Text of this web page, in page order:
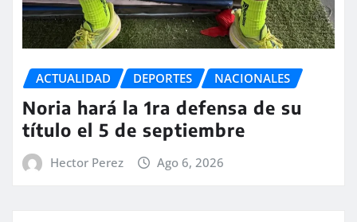
ACTUALIDAD DEPORTES NACIONALES
Noria hará la 1ra defensa de su
título el 5 de septiembre
Hector Perez Ago 6, 2026